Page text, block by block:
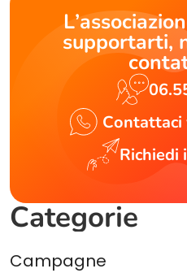
supportarti,
Richiedi
Categorie
Campagne